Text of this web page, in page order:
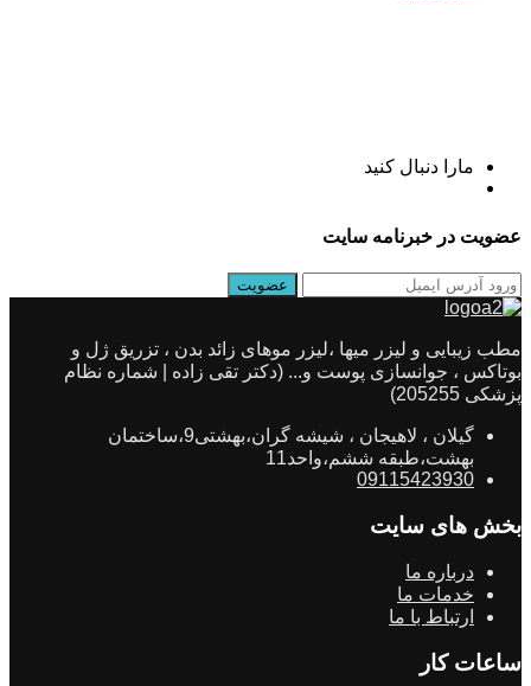
مارا دنبال کنید
عضویت در خبرنامه سایت
مطب زیبایی و لیزر میها ،لیزر موهای زائد بدن ، تزریق ژل و
بوتاکس ، جوانسازی پوست و... (دکتر تقی زاده | شماره نظام
پزشکی 205255)
گیلان ، لاهیجان ، شیشه گران،بهشتی9،ساختمان
بهشت،طبقه ششم،واحد11
09115423930
بخش های سایت
درباره ما
خدمات ما
ارتباط با ما
ساعات کار